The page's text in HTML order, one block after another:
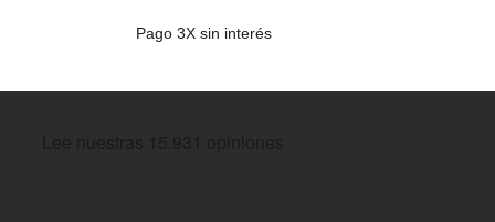
Pago 3X sin interés